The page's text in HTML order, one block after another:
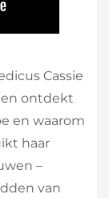
Cassie
ontdekt
en waarom
haar
–
van